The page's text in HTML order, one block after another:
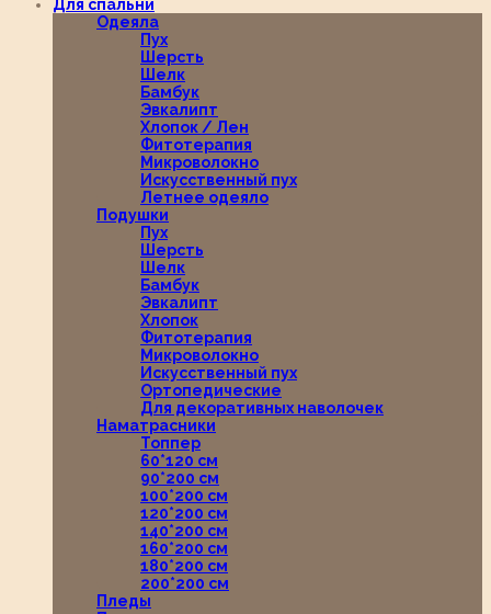
Для спальни
Одеяла
Пух
Шерсть
Шелк
Бамбук
Эвкалипт
Хлопок / Лен
Фитотерапия
Микроволокно
Искусственный пух
Летнее одеяло
Подушки
Пух
Шерсть
Шелк
Бамбук
Эвкалипт
Хлопок
Фитотерапия
Микроволокно
Искусственный пух
Ортопедические
Для декоративных наволочек
Наматрасники
Топпер
60*120 см
90*200 см
100*200 см
120*200 см
140*200 см
160*200 см
180*200 см
200*200 см
Пледы